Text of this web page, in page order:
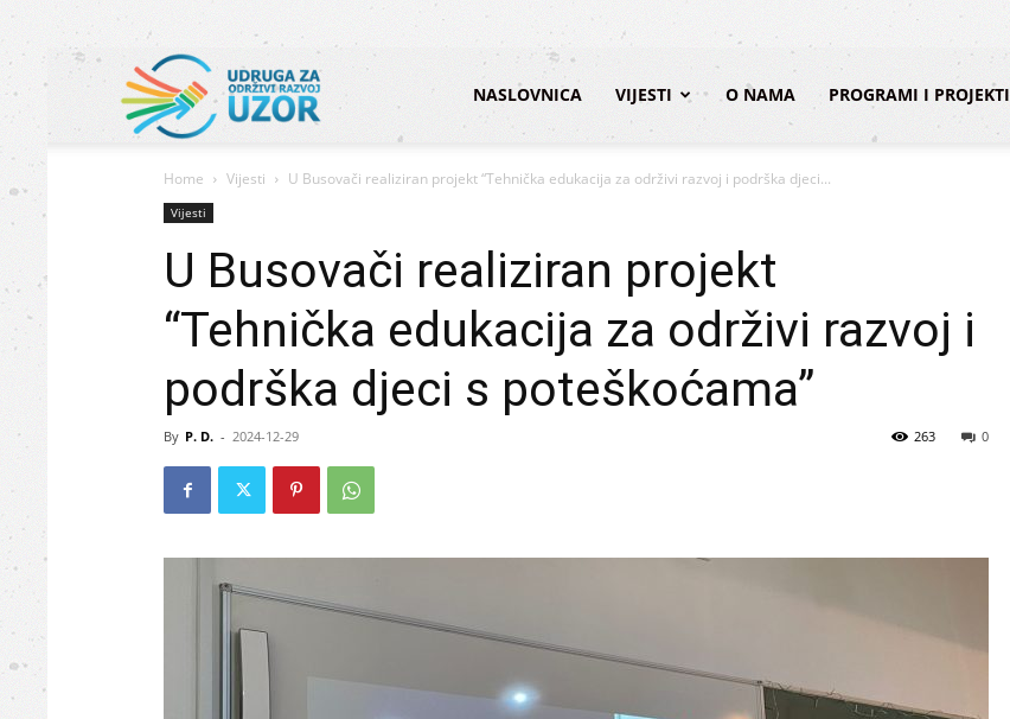
za
održivi
razvoj
UZOR
NASLOVNICA VIJESTI O NAMA PROGRAMI I PROJEKTI
Home Vijesti U Busovači realiziran projekt “Tehnička edukacija za održivi razvoj i podrška djeci...
Vijesti
U Busovači realiziran projekt
“Tehnička edukacija za održivi razvoj i
podrška djeci s poteškoćama”
By P. D. - 2024-12-29 0
263